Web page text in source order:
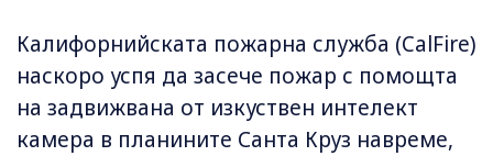
Калифорнийската пожарна служба (CalFire)
наскоро успя да засече пожар с помощта
на задвижвана от изкуствен интелект
камера в планините Санта Круз навреме,